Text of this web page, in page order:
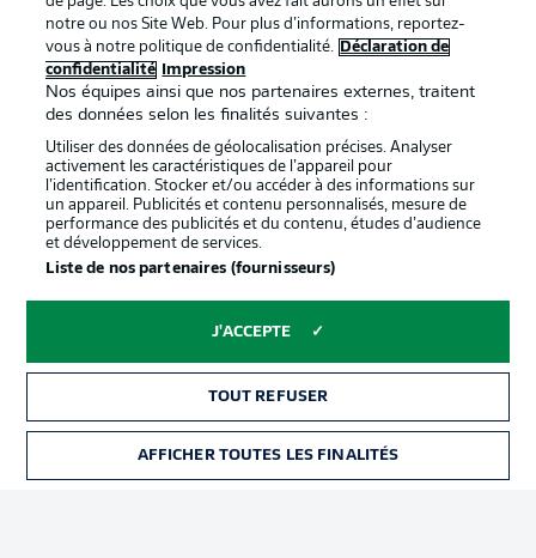
Proposé par
services
Mentions Légales Gérer mes préférences
notre ou nos Site Web. Pour plus d’informations, reportez-
vous à notre politique de confidentialité.
Déclaration de
confidentialité
Impression
Nos équipes ainsi que nos partenaires externes, traitent
des données selon les finalités suivantes :
Utiliser des données de géolocalisation précises. Analyser
activement les caractéristiques de l’appareil pour
l’identification. Stocker et/ou accéder à des informations sur
un appareil. Publicités et contenu personnalisés, mesure de
performance des publicités et du contenu, études d’audience
et développement de services.
Liste de nos partenaires (fournisseurs)
J'ACCEPTE
TOUT REFUSER
AFFICHER TOUTES LES FINALITÉS